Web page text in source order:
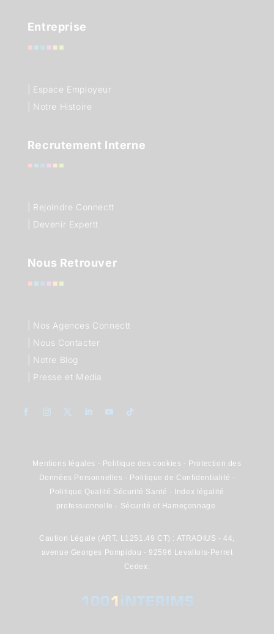
Entreprise
| Espace Employeur
| Notre Histoire
Recrutement Interne
| Rejoindre Connectt
| Devenir Expertt
Nous Retrouver
Nos Agences Connectt
Nous Contacter
Notre Blog
Presse et Media
Mentions légales - Politique des cookies - Protection des
Données Personnelles - Politique de Confidentialité -
Politique Qualité Sécurité Santé -
Index légalité
professionnelle - Sécurité et Hameçonnage
Caution Légale (ART. L1251.49 CT) : ATRADIUS - 44,
avenue Georges Pompidou - 92596 Levallois-Perret
Cedex.